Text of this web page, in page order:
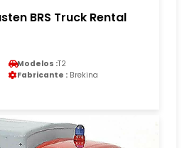
BRS Truck Rental
Modelos :T2
Fabricante : Brekina